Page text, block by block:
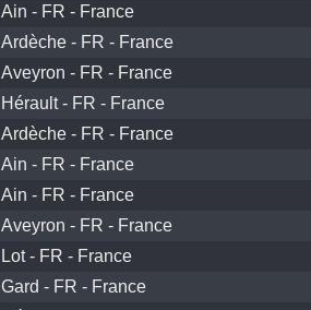
Ain - FR - France
Ardèche - FR - France
Aveyron - FR - France
Hérault - FR - France
Ardèche - FR - France
Ain - FR - France
Ain - FR - France
Aveyron - FR - France
Lot - FR - France
Gard - FR - France